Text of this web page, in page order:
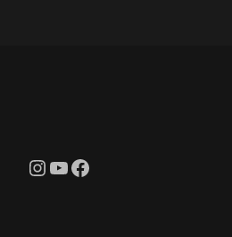
Instagram
YouTube
Facebook